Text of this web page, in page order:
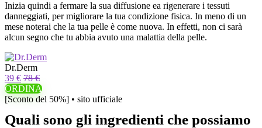
Inizia quindi a fermare la sua diffusione ea rigenerare i tessuti
danneggiati, per migliorare la tua condizione fisica. In meno di un
mese noterai che la tua pelle è come nuova. In effetti, non ci sarà
alcun segno che tu abbia avuto una malattia della pelle.
Dr.Derm
39 € 78 €
ORDINA
[Sconto del 50%] • sito ufficiale
Quali sono gli ingredienti che possiamo